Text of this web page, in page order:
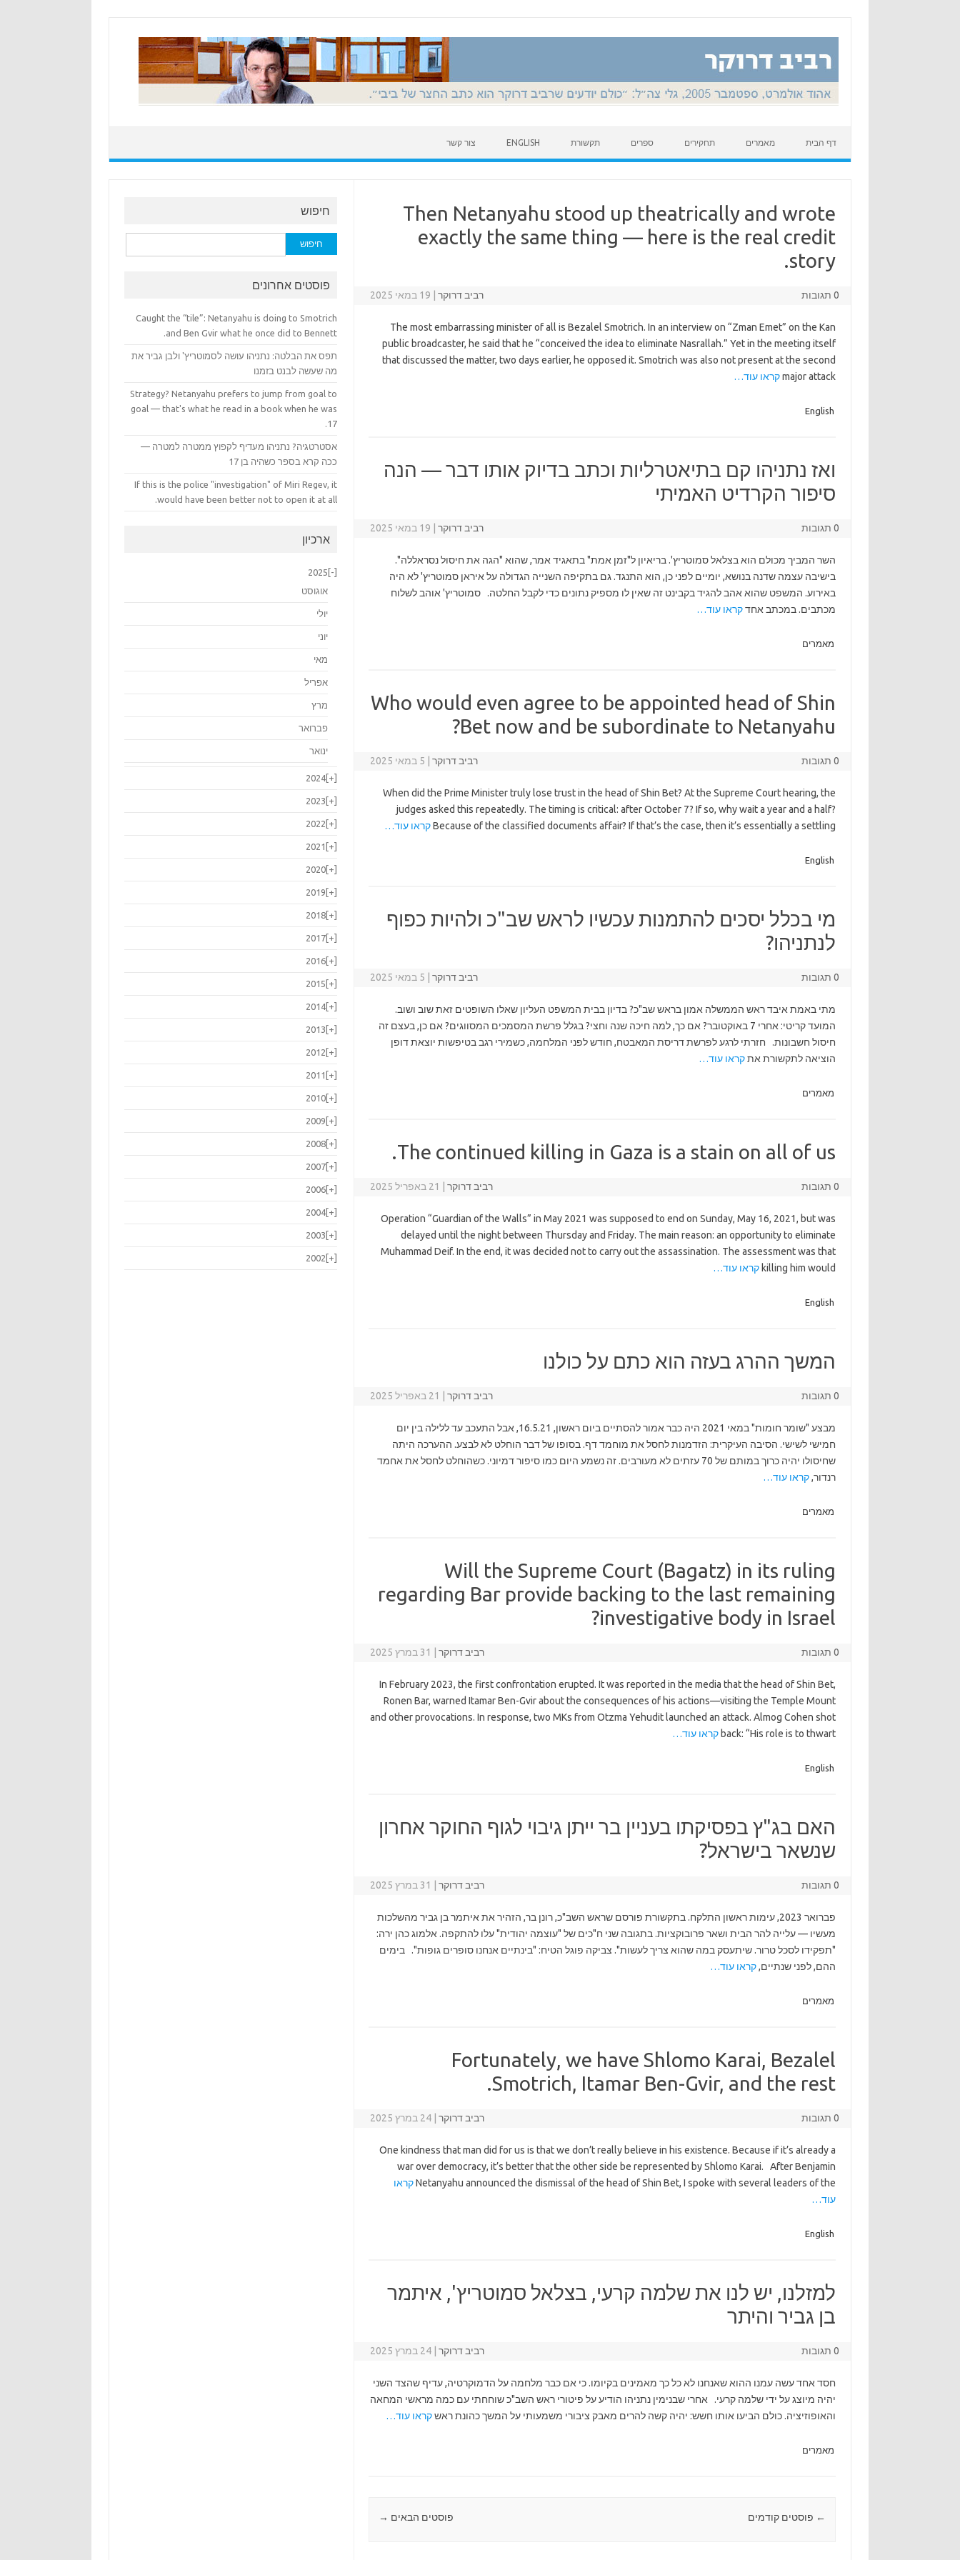
דף הבית מאמרים תחקירים ספרים תקשורת ENGLISH צור קשר
Then Netanyahu stood up theatrically and wrote
exactly the same thing — here is the real credit
story.
רביב דרוקר 19 במאי 2025 0 תגובות
The most embarrassing minister of all is Bezalel Smotrich. In an interview on “Zman Emet” on the Kan
public broadcaster, he said that he “conceived the idea to eliminate Nasrallah.” Yet in the meeting itself
that discussed the matter, two days earlier, he opposed it. Smotrich was also not present at the second
major attack קראו עוד…
English
ואז נתניהו קם בתיאטרליות וכתב בדיוק אותו דבר — הנה
סיפור הקרדיט האמיתי
רביב דרוקר 19 במאי 2025 0 תגובות
השר המביך מכולם הוא בצלאל סמוטריץ'. בריאיון ל"זמן אמת" בתאגיד אמר, שהוא "הגה את חיסול נסראללה".
בישיבה עצמה שדנה בנושא, יומיים לפני כן, הוא התנגד. גם בתקיפה השנייה הגדולה על איראן סמוטריץ' לא היה
באירוע. המשפט שהוא אהב להגיד בקבינט זה שאין לו מספיק נתונים כדי לקבל החלטה. סמוטריץ' אוהב לשלוח
מכתבים. במכתב אחדקראו עוד…
מאמרים
Who would even agree to be appointed head of Shin
Bet now and be subordinate to Netanyahu?
רביב דרוקר 5 במאי 2025 0 תגובות
When did the Prime Minister truly lose trust in the head of Shin Bet? At the Supreme Court hearing, the
judges asked this repeatedly. The timing is critical: after October 7? If so, why wait a year and a half?
Because of the classified documents affair? If that’s the case, then it’s essentially a settling קראו עוד…
English
מי בכלל יסכים להתמנות עכשיו לראש שב"כ ולהיות כפוף
לנתניהו?
רביב דרוקר 5 במאי 2025 0 תגובות
מתי באמת איבד ראש הממשלה אמון בראש שב"כ? בדיון בבית המשפט העליון שאלו השופטים זאת שוב ושוב.
המועד קריטי: אחרי 7 באוקטובר? אם כך, למה חיכה שנה וחצי? בגלל פרשת המסמכים המסווגים? אם כן, בעצם זה
חיסול חשבונות. חזרתי לרגע לפרשת דריסת המאבטח, חודש לפני המלחמה, כשמירי רגב בטיפשות יוצאת דופן
הוציאה לתקשורת אתקראו עוד…
מאמרים
The continued killing in Gaza is a stain on all of us.
רביב דרוקר 21 באפריל 2025 0 תגובות
Operation “Guardian of the Walls” in May 2021 was supposed to end on Sunday, May 16, 2021, but was
delayed until the night between Thursday and Friday. The main reason: an opportunity to eliminate
Muhammad Deif. In the end, it was decided not to carry out the assassination. The assessment was that
killing him would קראו עוד…
English
המשך ההרג בעזה הוא כתם על כולנו
רביב דרוקר 21 באפריל 2025 0 תגובות
מבצע "שומר חומות" במאי 2021 היה כבר אמור להסתיים ביום ראשון, 16.5.21, אבל התעכב עד ללילה בין יום
חמישי לשישי. הסיבה העיקרית: הזדמנות לחסל את מוחמד דף. בסופו של דבר הוחלט לא לבצע. ההערכה היתה
שחיסולו יהיה כרוך במותם של 70 עזתים לא מעורבים. זה נשמע היום כמו סיפור דמיוני. כשהוחלט לחסל את אחמד
רנדור,קראו עוד…
מאמרים
Will the Supreme Court (Bagatz) in its ruling
regarding Bar provide backing to the last remaining
investigative body in Israel?
רביב דרוקר 31 במרץ 2025 0 תגובות
In February 2023, the first confrontation erupted. It was reported in the media that the head of Shin Bet,
Ronen Bar, warned Itamar Ben-Gvir about the consequences of his actions—visiting the Temple Mount
and other provocations. In response, two MKs from Otzma Yehudit launched an attack. Almog Cohen shot
back: “His role is to thwart קראו עוד…
English
האם בג"ץ בפסיקתו בעניין בר ייתן גיבוי לגוף החוקר אחרון
שנשאר בישראל?
רביב דרוקר 31 במרץ 2025 0 תגובות
פברואר 2023, עימות ראשון התלקח. בתקשורת פורסם שראש השב"כ, רונן בר, הזהיר את איתמר בן גביר מהשלכות
מעשיו — עלייה להר הבית ושאר פרובוקציות. בתגובה שני ח"כים של "עוצמה יהודית" עלו להתקפה. אלמוג כהן ירה:
"תפקידו לסכל טרור. שיתעסק במה שהוא צריך לעשות". צביקה פוגל הטיח: "בינתיים אנחנו סופרים גופות". בימים
ההם, לפני שנתיים,קראו עוד…
מאמרים
Fortunately, we have Shlomo Karai, Bezalel
Smotrich, Itamar Ben-Gvir, and the rest.
רביב דרוקר 24 במרץ 2025 0 תגובות
One kindness that man did for us is that we don’t really believe in his existence. Because if it’s already a
war over democracy, it’s better that the other side be represented by Shlomo Karai. After Benjamin
Netanyahu announced the dismissal of the head of Shin Bet, I spoke with several leaders of the קראו
עוד…
English
למזלנו, יש לנו את שלמה קרעי, בצלאל סמוטריץ', איתמר
בן גביר והיתר
רביב דרוקר 24 במרץ 2025 0 תגובות
חסד אחד עשה עמנו ההוא שאנחנו לא כל כך מאמינים בקיומו. כי אם כבר מלחמה על הדמוקרטיה, עדיף שהצד השני
יהיה מיוצג על ידי שלמה קרעי. אחרי שבנימין נתניהו הודיע על פיטורי ראש השב"כ שוחחתי עם כמה מראשי המחאה
והאופוזיציה. כולם הביעו אותו חשש: יהיה קשה להרים מאבק ציבורי משמעותי על המשך כהונת ראשקראו עוד…
מאמרים
Post navigation
← פוסטים קודמים פוסטים הבאים →
חיפוש
חיפוש:
פוסטים אחרונים
Caught the “tile”: Netanyahu is doing to Smotrich
and Ben Gvir what he once did to Bennett.
תפס את הבלטה: נתניהו עושה לסמוטריץ' ולבן גביר את
מה שעשה לבנט בזמנו
Strategy? Netanyahu prefers to jump from goal to
goal — that's what he read in a book when he was
17.
אסטרטגיה? נתניהו מעדיף לקפוץ ממטרה למטרה —
ככה קרא בספר כשהיה בן 17
If this is the police "investigation" of Miri Regev, it
would have been better not to open it at all.
ארכיון
[-]
2025
אוגוסט
יולי
יוני
מאי
אפריל
מרץ
פברואר
ינואר
[+]
2024
[+]
2023
[+]
2022
[+]
2021
[+]
2020
[+]
2019
[+]
2018
[+]
2017
[+]
2016
[+]
2015
[+]
2014
[+]
2013
[+]
2012
[+]
2011
[+]
2010
[+]
2009
[+]
2008
[+]
2007
[+]
2006
[+]
2004
[+]
2003
[+]
2002